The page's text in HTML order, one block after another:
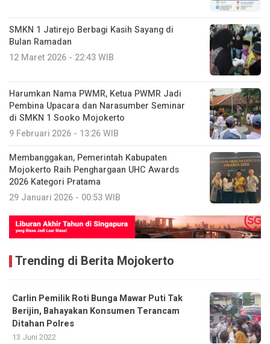
SMKN 1 Jatirejo Berbagi Kasih Sayang di
Bulan Ramadan
12 Maret 2026 - 22:43 WIB
Harumkan Nama PWMR, Ketua PWMR Jadi
Pembina Upacara dan Narasumber Seminar
di SMKN 1 Sooko Mojokerto
9 Februari 2026 - 13:26 WIB
Membanggakan, Pemerintah Kabupaten
Mojokerto Raih Penghargaan UHC Awards
2026 Kategori Pratama
29 Januari 2026 - 00:53 WIB
Trending di Berita Mojokerto
Carlin Pemilik Roti Bunga Mawar Puti Tak
Berijin, Bahayakan Konsumen Terancam
Ditahan Polres
13 Juni 2022